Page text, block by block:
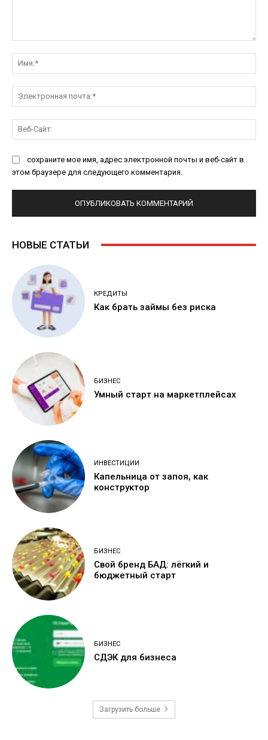
сохраните мое имя, адрес электронной почты и веб-сайт в
этом браузере для следующего комментария.
НОВЫЕ СТАТЬИ
КРЕДИТЫ
Как брать займы без риска
БИЗНЕС
Умный старт на маркетплейсах
ИНВЕСТИЦИИ
Капельница от запоя, как
конструктор
БИЗНЕС
Свой бренд БАД: лёгкий и
бюджетный старт
БИЗНЕС
СДЭК для бизнеса
Загрузить больше